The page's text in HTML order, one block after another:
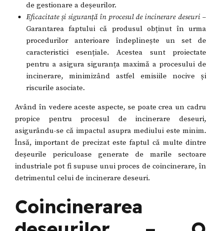
de gestionare a deșeurilor.
Eficacitate și siguranță în procesul de incinerare deseuri–
Garantarea faptului că produsul obținut în urma
procedurilor anterioare îndeplinește un set de
caracteristici esențiale. Acestea sunt proiectate
pentru a asigura siguranța maximă a procesului de
incinerare, minimizând astfel emisiile nocive și
riscurile asociate.
Având în vedere aceste aspecte, se poate crea un cadru
propice pentru procesul de incinerare deseuri,
asigurându-se că impactul asupra mediului este minim.
Însă, important de precizat este faptul că multe dintre
deșeurile periculoase generate de marile sectoare
industriale pot fi supuse unui proces de coincinerare, în
detrimentul celui de incinerare deseuri.
Coincinerarea